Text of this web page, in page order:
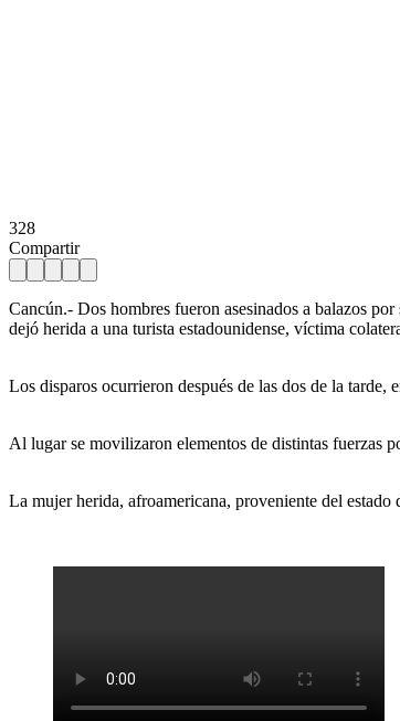
328
Compartir
Cancún.- Dos hombres fueron asesinados a balazos
dejó herida a una turista estadounidense, víctima
Los disparos ocurrieron después de las dos de la
Al lugar se movilizaron elementos de distintas fuerzas
La mujer herida, afroamericana, proveniente del